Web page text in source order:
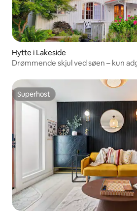
Hytte i Lakeside
Drømmende skjul ved søen – kun
Superhost
Superhost